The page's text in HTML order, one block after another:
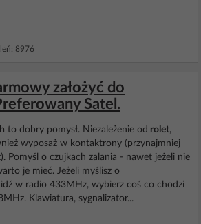
8976
założyć do
Satel.
to dobry pomysł. Niezależenie od rolet,
wyposaż w kontaktrony (przynajmniej
Pomyśl o czujkach zalania - nawet jeżeli nie
je mieć. Jeżeli myślisz o
w radio 433MHz, wybierz coś co chodzi
Klawiatura, sygnalizator...